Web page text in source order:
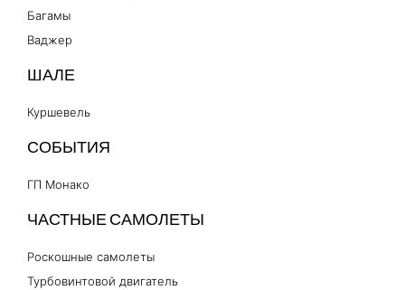
Багамы
Ваджер
ШАЛЕ
Куршевель
СОБЫТИЯ
ГП Монако
ЧАСТНЫЕ САМОЛЕТЫ
Роскошные самолеты
Турбовинтовой двигатель